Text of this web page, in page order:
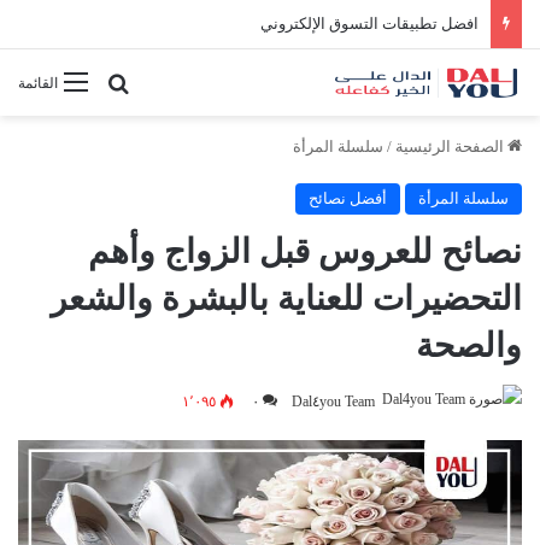
أحاديث عن القدر والنصيب: فهم العبرة من القضاء والقدر
القائمةبحث عن
الصفحة الرئيسية / سلسلة المرأة
سلسلة المرأة أفضل نصائح
نصائح للعروس قبل الزواج وأهم
التحضيرات للعناية بالبشرة والشعر
والصحة
Dal٤you Team ٠ ١٬٠٩٥